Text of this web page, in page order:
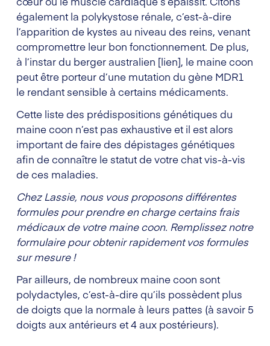
également la polykystose rénale, c’est-à-dire
l’apparition de kystes au niveau des reins, venant
compromettre leur bon fonctionnement. De plus,
à l’instar du berger australien [lien], le maine coon
peut être porteur d’une mutation du gène MDR1
le rendant sensible à certains médicaments.
Cette liste des prédispositions génétiques du
maine coon n’est pas exhaustive et il est alors
important de faire des dépistages génétiques
afin de connaître le statut de votre chat vis-à-vis
de ces maladies.
Chez Lassie, nous vous proposons différentes
formules pour prendre en charge certains frais
médicaux de votre maine coon. Remplissez notre
formulaire pour obtenir rapidement vos formules
sur mesure !
Par ailleurs, de nombreux maine coon sont
polydactyles, c’est-à-dire qu’ils possèdent plus
de doigts que la normale à leurs pattes (à savoir 5
doigts aux antérieurs et 4 aux postérieurs).